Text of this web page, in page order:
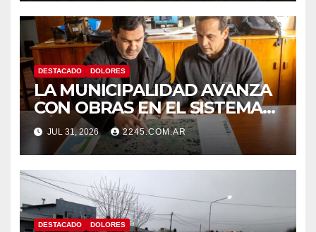
DESTACADO DOLORES
LA MUNICIPALIDAD AVANZA
CON OBRAS EN EL SISTEMA
HÍDRICO DE DOLORES
JUL 31, 2026 2245.COM.AR
DESTACADO DOLORES